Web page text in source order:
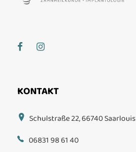
KONTAKT
Schulstraße 22, 66740 Saarlouis
06831 98 61 40